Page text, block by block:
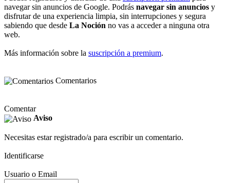
navegar sin anuncios de Google. Podrás navegar sin anuncios y
disfrutar de una experiencia limpia, sin interrupciones y segura
sabiendo que desde La Noción no vas a acceder a ninguna otra
web.
Más información sobre la suscripción a premium.
Comentarios
Comentar
Aviso
Necesitas estar registrado/a para escribir un comentario.
Identificarse
Usuario o Email